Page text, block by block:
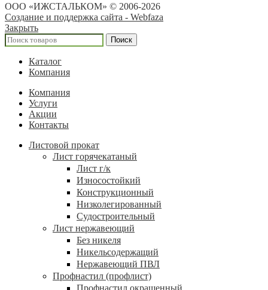
ООО «ИЖСТАЛЬКОМ» © 2006-2026
Создание и поддержка сайта - Webfaza
Закрыть
Поиск
Каталог
Компания
Компания
Услуги
Акции
Контакты
Листовой прокат
Лист горячекатаный
Лист г/к
Износостойкий
Конструкционный
Низколегированный
Судостроительный
Лист нержавеющий
Без никеля
Никельсодержащий
Нержавеющий ПВЛ
Профнастил (профлист)
Профнастил окрашенный